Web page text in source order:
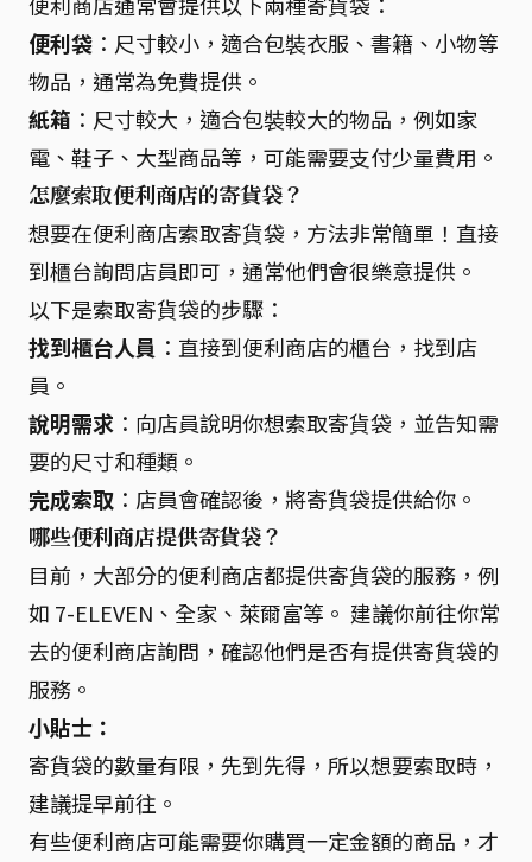
便利袋 ：尺寸較小，適合包裝衣服、書籍、小物等
物品，通常為免費提供。
紙箱 ：尺寸較大，適合包裝較大的物品，例如家
電、鞋子、大型商品等，可能需要支付少量費用。
怎麼索取便利商店的寄貨袋？
想要在便利商店索取寄貨袋，方法非常簡單！直接
到櫃台詢問店員即可，通常他們會很樂意提供。
以下是索取寄貨袋的步驟：
找到櫃台人員 ：直接到便利商店的櫃台，找到店
員。
說明需求 ：向店員說明你想索取寄貨袋，並告知需
要的尺寸和種類。
完成索取 ：店員會確認後，將寄貨袋提供給你。
哪些便利商店提供寄貨袋？
目前，大部分的便利商店都提供寄貨袋的服務，例
如 7-ELEVEN、全家、萊爾富等。 建議你前往你常
去的便利商店詢問，確認他們是否有提供寄貨袋的
服務。
小貼士：
寄貨袋的數量有限，先到先得，所以想要索取時，
建議提早前往。
有些便利商店可能需要你購買一定金額的商品，才